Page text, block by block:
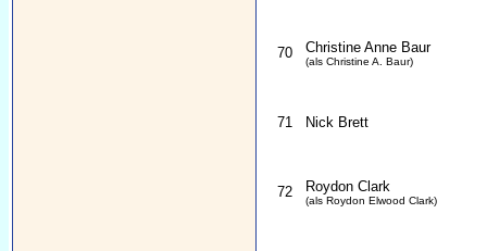
70 Christine Anne Baur
(als Christine A. Baur)
71 Nick Brett
72 Roydon Clark
(als Roydon Elwood Clark)